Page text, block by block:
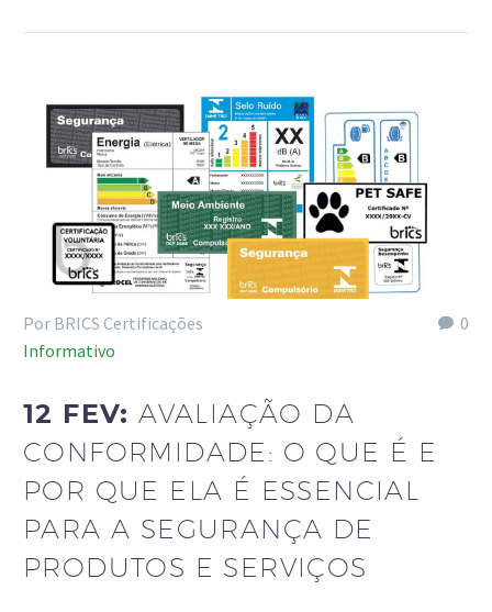
0
Por BRICS Certificações
Informativo
12 FEV:AVALIAÇÃO DA
CONFORMIDADE: O QUE É E
POR QUE ELA É ESSENCIAL
PARA A SEGURANÇA DE
PRODUTOS E SERVIÇOS